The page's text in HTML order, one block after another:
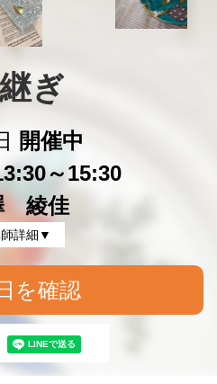
ぎ
開催中
～15:30
綾佳
詳細▼
を確認